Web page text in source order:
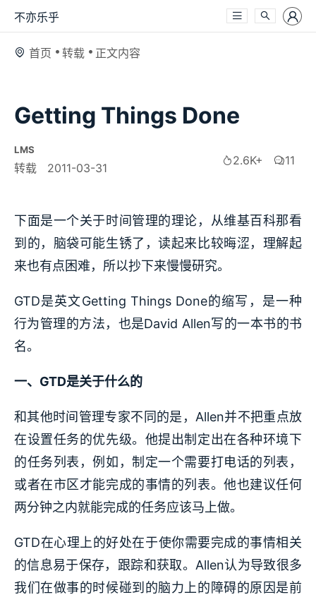
不亦乐乎
首页 转载 正文内容
Getting Things Done
LMS
转载 2011-03-31
2.6K+ 11
下面是一个关于时间管理的理论，从维基百科那看
到的，脑袋可能生锈了，读起来比较晦涩，理解起
来也有点困难，所以抄下来慢慢研究。
GTD是英文Getting Things Done的缩写，是一种
行为管理的方法，也是David Allen写的一本书的书
名。
一、GTD是关于什么的
和其他时间管理专家不同的是，Allen并不把重点放
在设置任务的优先级。他提出制定出在各种环境下
的任务列表，例如，制定一个需要打电话的列表，
或者在市区才能完成的事情的列表。他也建议任何
两分钟之内就能完成的任务应该马上做。
GTD在心理上的好处在于使你需要完成的事情相关
的信息易于保存，跟踪和获取。Allen认为导致很多
我们在做事的时候碰到的脑力上的障碍的原因是前